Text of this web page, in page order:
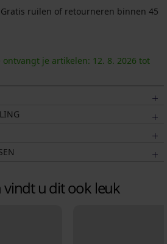
Gratis ruilen of retourneren binnen 45
ontvangt je artikelen: 12. 8. 2026 tot
vindt u dit ook leuk